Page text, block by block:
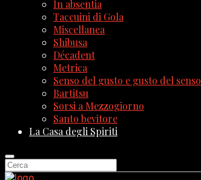
In absentia
Taccuini di Gola
Miscellanea
Shibusa
Décadent
Metrica
Senso del gusto e gusto del senso
Bartitsu
Sorsi a Mezzogiorno
Santo bevitore
La Casa degli Spiriti